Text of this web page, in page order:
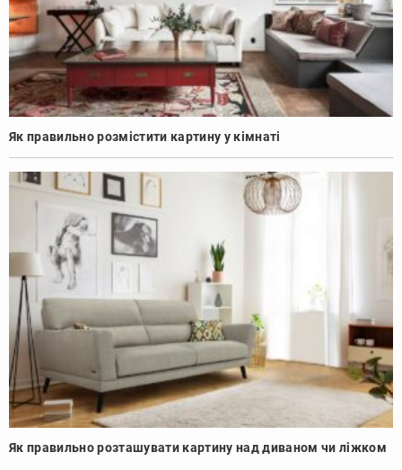
Як правильно розмістити картину у кімнаті
Як правильно розташувати картину над диваном чи ліжком